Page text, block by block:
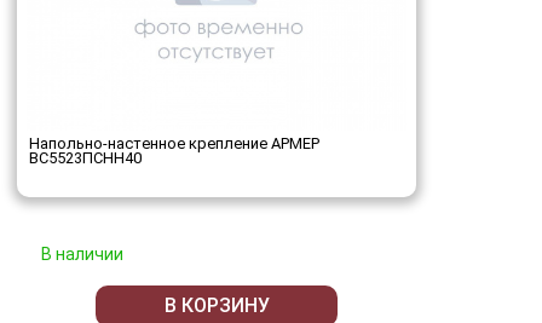
Напольно-настенное крепление АРМЕР
ВС5523ПСНН40
В наличии
В КОРЗИНУ